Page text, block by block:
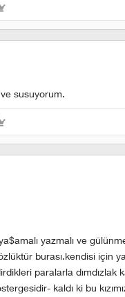
susuyorum.
yazmalı ve
burası.kendisi için
paralarla dımdızlak
kaldı ki bu